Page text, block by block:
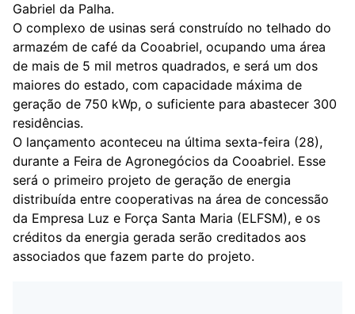
Gabriel da Palha.
O complexo de usinas será construído no telhado do
armazém de café da Cooabriel, ocupando uma área
de mais de 5 mil metros quadrados, e será um dos
maiores do estado, com capacidade máxima de
geração de 750 kWp, o suficiente para abastecer 300
residências.
O lançamento aconteceu na última sexta-feira (28),
durante a Feira de Agronegócios da Cooabriel. Esse
será o primeiro projeto de geração de energia
distribuída entre cooperativas na área de concessão
da Empresa Luz e Força Santa Maria (ELFSM), e os
créditos da energia gerada serão creditados aos
associados que fazem parte do projeto.